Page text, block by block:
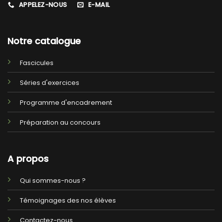
APPELEZ-NOUS E-MAIL
Notre catalogue
Fascicules
Séries d'exercices
Programme d'encadrement
Préparation au concours
A propos
Qui sommes-nous ?
Témoignages des nos élèves